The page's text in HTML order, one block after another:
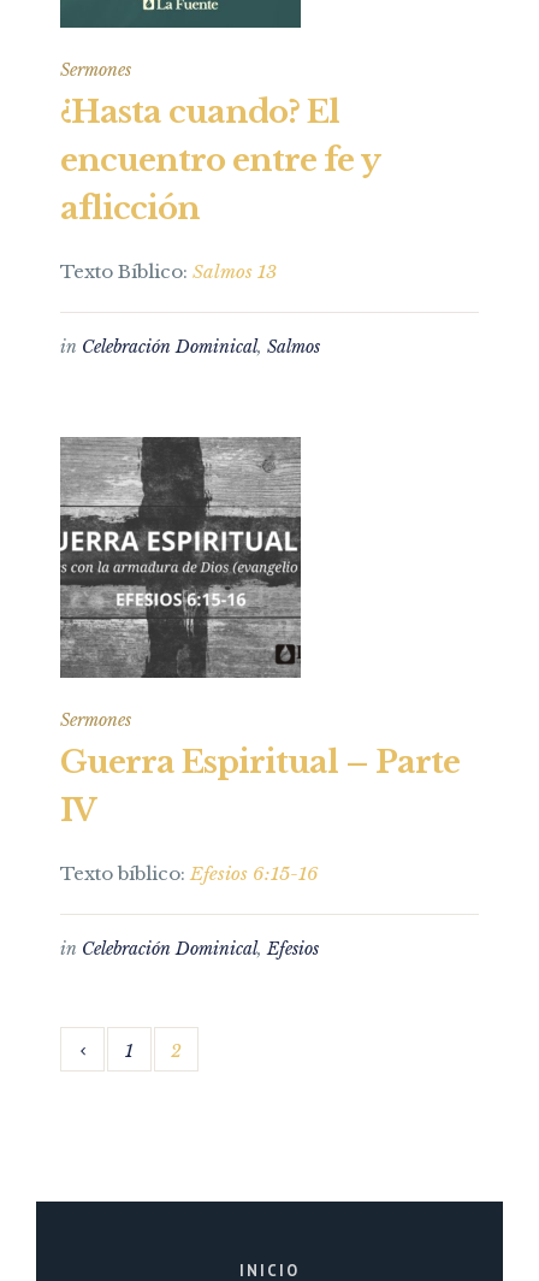
Sermones
¿Hasta cuando? El
encuentro entre fe y
aflicción
Texto Bíblico: Salmos 13
in Celebración Dominical, Salmos
Sermones
Guerra Espiritual – Parte
IV
Texto bíblico:Efesios 6:15-16
in Celebración Dominical,Efesios
1 2
INICIO